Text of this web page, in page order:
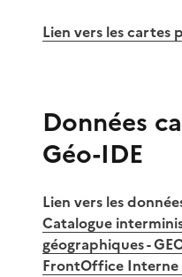
Lien vers les cartes
Données
Géo-IDE
Lien vers les
Catalogue
géographiques -
FrontOffice Interne